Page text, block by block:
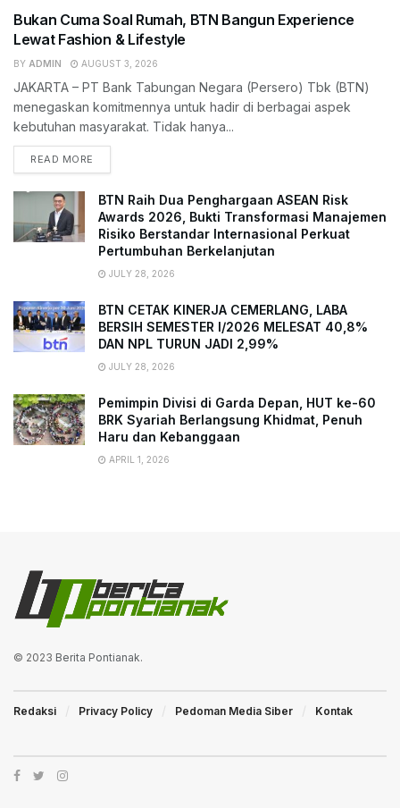
Bukan Cuma Soal Rumah, BTN Bangun Experience
Lewat Fashion & Lifestyle
BY ADMIN AUGUST 3, 2026
JAKARTA – PT Bank Tabungan Negara (Persero) Tbk (BTN)
menegaskan komitmennya untuk hadir di berbagai aspek
kebutuhan masyarakat. Tidak hanya...
READ MORE
BTN Raih Dua Penghargaan ASEAN Risk
Awards 2026, Bukti Transformasi Manajemen
Risiko Berstandar Internasional Perkuat
Pertumbuhan Berkelanjutan
JULY 28, 2026
BTN CETAK KINERJA CEMERLANG, LABA
BERSIH SEMESTER I/2026 MELESAT 40,8%
DAN NPL TURUN JADI 2,99%
JULY 28, 2026
Pemimpin Divisi di Garda Depan, HUT ke-60
BRK Syariah Berlangsung Khidmat, Penuh
Haru dan Kebanggaan
APRIL 1, 2026
© 2023 Berita Pontianak.
Redaksi Privacy Policy Pedoman Media Siber Kontak